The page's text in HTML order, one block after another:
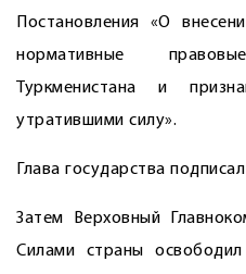
Постановления «О
нормативные
Туркменистана и
утратившими силу».
Глава государства
Затем Верховный
Силами страны